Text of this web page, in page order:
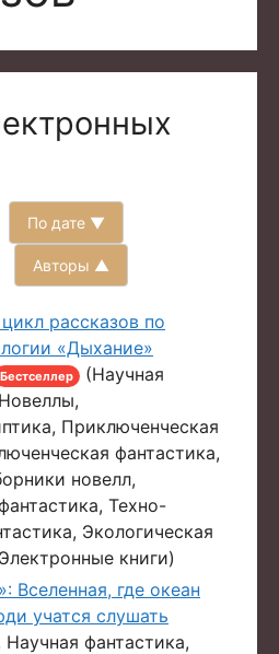
По дате ▼
Авторы ▲
рассказов по
«Дыхание»
Бестселлер
(Научная
Приключенческая
фантастика,
новелл,
Техно-
Экологическая
книги)
Вселенная, где океан
учатся слушать
фантастика,